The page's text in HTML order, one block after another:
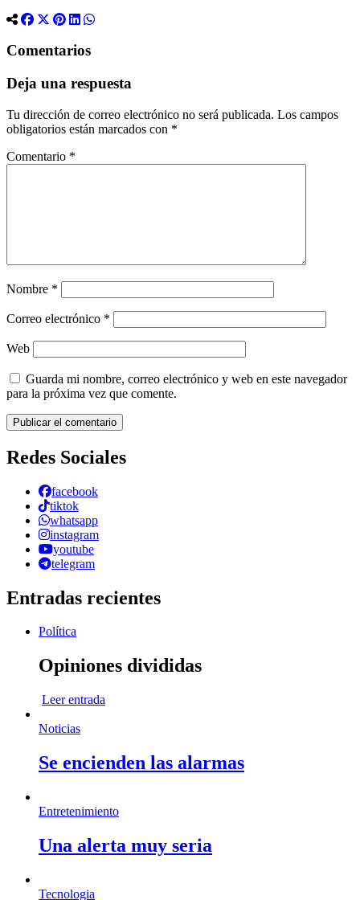
Comentarios
Deja una respuesta
Tu dirección de correo electrónico no será publicada. Los campos
obligatorios están marcados con *
Comentario *
Nombre *
Correo electrónico *
Web
Guarda mi nombre, correo electrónico y web en este navegador
para la próxima vez que comente.
Redes Sociales
facebook
tiktok
whatsapp
instagram
youtube
telegram
Entradas recientes
Política
Opiniones divididas
Leer entrada
Noticias
Se encienden las alarmas
Entretenimiento
Una alerta muy seria
Tecnologia